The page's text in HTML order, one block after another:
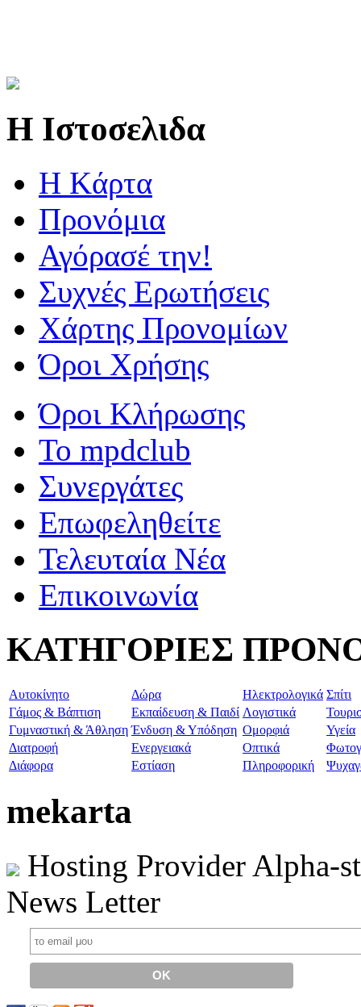
Η Ιστοσελιδα
Η Kάρτα
Προνόμια
Αγόρασέ την!
Συχνές Ερωτήσεις
Χάρτης Προνομίων
Όροι Χρήσης
Όροι Κλήρωσης
To mpdclub
Συνεργάτες
Επωφεληθείτε
Τελευταία Νέα
Επικοινωνία
ΚΑΤΗΓΟΡΙΕΣ
Aυτοκίνητο Δώρα Ηλεκτρολογικά Σπίτι
Γάμος & Βάπτιση
Εκπαίδευση & Παιδί Λογιστικά
Γυμναστική & Άθληση Ένδυση & Υπόδηση Ομορφιά
Υγεία
Διατροφή
Ενεργειακά Οπτικά
Διάφορα
Εστίαση Πληροφορική
mekarta
Hosting Provider Alpha-
News Letter